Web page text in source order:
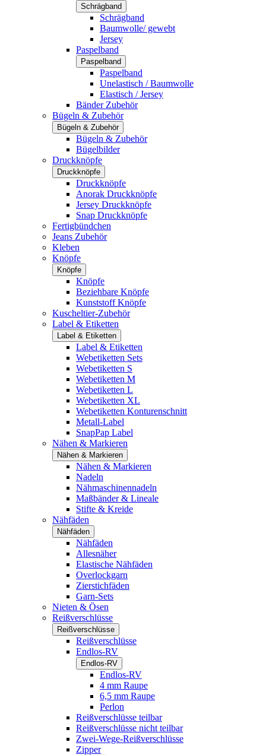
Schrägband
Schrägband
Baumwolle/ gewebt
Jersey
Paspelband
Paspelband
Paspelband
Unelastisch / Baumwolle
Elastisch / Jersey
Bänder Zubehör
Bügeln & Zubehör
Bügeln & Zubehör
Bügeln & Zubehör
Bügelbilder
Druckknöpfe
Druckknöpfe
Druckknöpfe
Anorak Druckknöpfe
Jersey Druckknöpfe
Snap Druckknöpfe
Fertigbündchen
Jeans Zubehör
Kleben
Knöpfe
Knöpfe
Knöpfe
Beziehbare Knöpfe
Kunststoff Knöpfe
Kuscheltier-Zubehör
Label & Etiketten
Label & Etiketten
Label & Etiketten
Webetiketten Sets
Webetiketten S
Webetiketten M
Webetiketten L
Webetiketten XL
Webetiketten Konturenschnitt
Metall-Label
SnapPap Label
Nähen & Markieren
Nähen & Markieren
Nähen & Markieren
Nadeln
Nähmaschinennadeln
Maßbänder & Lineale
Stifte & Kreide
Nähfäden
Nähfäden
Nähfäden
Allesnäher
Elastische Nähfäden
Overlockgarn
Zierstichfäden
Garn-Sets
Nieten & Ösen
Reißverschlüsse
Reißverschlüsse
Reißverschlüsse
Endlos-RV
Endlos-RV
Endlos-RV
4 mm Raupe
6,5 mm Raupe
Perlon
Reißverschlüsse teilbar
Reißverschlüsse nicht teilbar
Zwei-Wege-Reißverschlüsse
Zipper